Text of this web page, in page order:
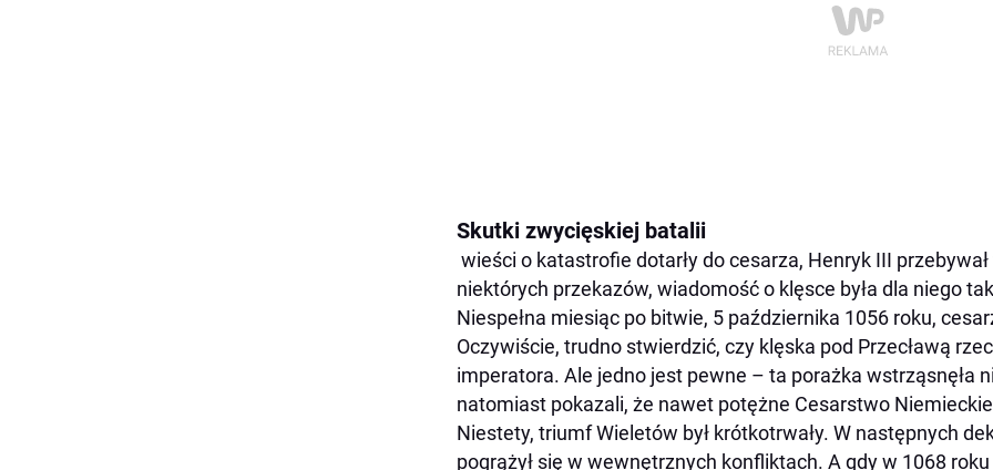
Skutki zwycięskiej batalii
wieści o katastrofie dotarły do cesarza, Henryk III przebywał
niektórych przekazów, wiadomość o klęsce była dla niego
Niespełna miesiąc po bitwie, 5 października 1056 roku,
Oczywiście, trudno stwierdzić, czy klęska pod Przecławą
imperatora. Ale jedno jest pewne – ta porażka wstrząsnęła
natomiast pokazali, że nawet potężne Cesarstwo
Niestety, triumf Wieletów był krótkotrwały. W następnych
pogrążył się w wewnętrznych konfliktach. A gdy w 1068